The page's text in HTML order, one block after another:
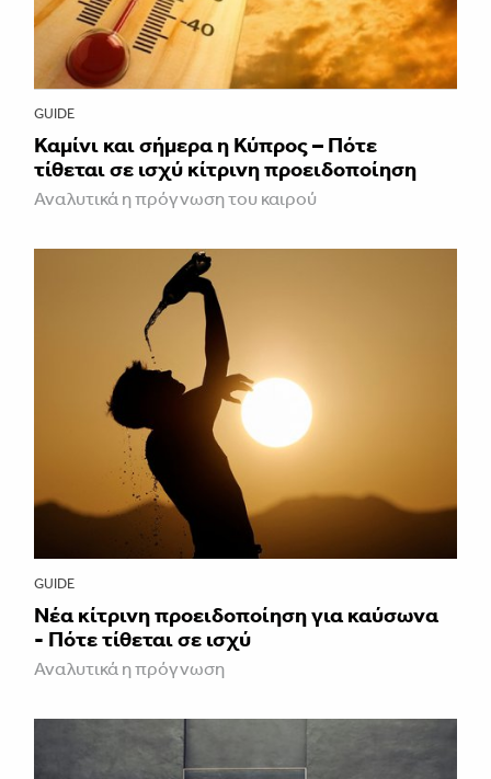
GUIDE
Καμίνι και σήμερα η Κύπρος – Πότε
τίθεται σε ισχύ κίτρινη προειδοποίηση
Αναλυτικά η πρόγνωση του καιρού
GUIDE
Νέα κίτρινη προειδοποίηση για καύσωνα
- Πότε τίθεται σε ισχύ
Αναλυτικά η πρόγνωση